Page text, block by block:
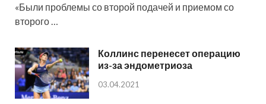
«Были проблемы со второй подачей и приемом со
второго …
Коллинс перенесет операцию
из-за эндометриоза
03.04.2021